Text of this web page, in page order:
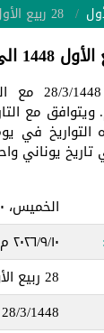
28 ربيع الأول
واحد وهو
الخميس، ١٠ سبتمبر ٢٠٢٦ م
١٠‏/٩‏/٢٠٢٦ م
28 ربيع الأول, 1448 هـ
28/3/1448